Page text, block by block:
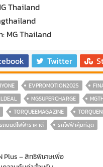
Thailand
MG Thailand
Twitter
EVPROMOTION2025
MGSUPERCHARGE
TORQUEEMAGAZINE
รถยนต์ไฟฟ้าราคาดี รถไฟฟ้าคุ้มที่สุด
Plus – สิทธิพิเศษเพื่อ